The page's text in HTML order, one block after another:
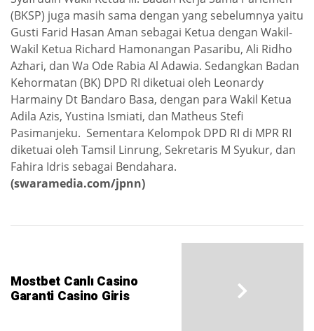
(BKSP) juga masih sama dengan yang sebelumnya yaitu
Gusti Farid Hasan Aman sebagai Ketua dengan Wakil-
Wakil Ketua Richard Hamonangan Pasaribu, Ali Ridho
Azhari, dan Wa Ode Rabia Al Adawia. Sedangkan Badan
Kehormatan (BK) DPD RI diketuai oleh Leonardy
Harmainy Dt Bandaro Basa, dengan para Wakil Ketua
Adila Azis, Yustina Ismiati, dan Matheus Stefi
Pasimanjeku. Sementara Kelompok DPD RI di MPR RI
diketuai oleh Tamsil Linrung, Sekretaris M Syukur, dan
Fahira Idris sebagai Bendahara.
(swaramedia.com/jpnn)
Mostbet Canlı Casino
Garanti Casino Giris